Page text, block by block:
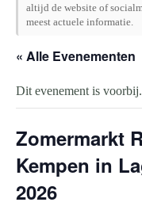
altijd de website of
meest actuele informatie.
« Alle Evenementen
Dit evenement is voorbij.
Zomermarkt
Kempen in
2026